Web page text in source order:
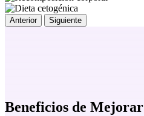
Anterior Siguiente
Beneficios de Mejorar